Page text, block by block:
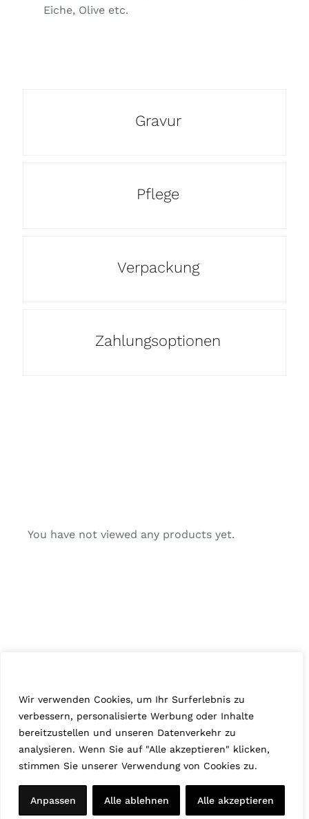
Wir verwenden Cookies, um Ihr Surferlebnis zu
verbessern, personalisierte Werbung oder Inhalte
bereitzustellen und unseren Datenverkehr zu
analysieren. Wenn Sie auf "Alle akzeptieren" klicken,
stimmen Sie unserer Verwendung von Cookies zu.
Anpassen Alle ablehnen Alle akzeptieren
Eiche, Olive etc.
Gravur
Pflege
Verpackung
Zahlungsoptionen
You have not viewed any products yet.
© HOLZKÖPFLE 2025 |Allgemeine Geschäftsbedingungen
Datenschutzerklärung|Impressum